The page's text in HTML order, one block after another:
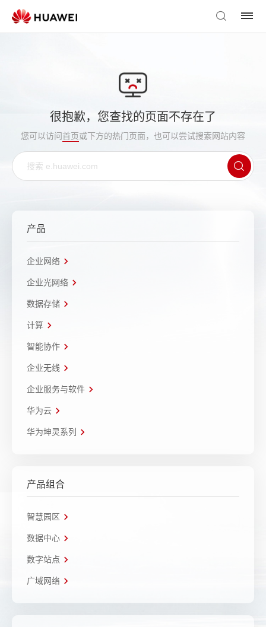
很抱歉，您查找的页面不存在了
您可以访问首页或下方的热门页面，也可以尝试搜索网站内容
产品
企业网络
企业光网络
数据存储
计算
智能协作
企业无线
企业服务与软件
华为云
华为坤灵系列
产品组合
智慧园区
数据中心
数字站点
广域网络